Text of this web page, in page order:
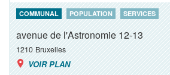
COMMUNAL POPULATION SERVICES
avenue de l'Astronomie 12-13
1210 Bruxelles
VOIR PLAN